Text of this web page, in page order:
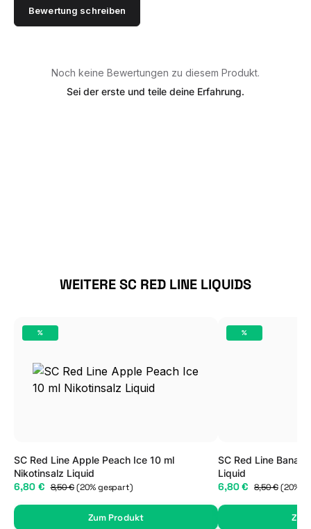
Bewertung schreiben
Noch keine Bewertungen zu diesem Produkt.
Sei der erste und teile deine Erfahrung.
Produktgalerie überspringen
WEITERE SC RED LINE LIQUIDS
RABATT
%
SC Red Line Apple Peach Ice 10 ml
Nikotinsalz Liquid
6,80 € 8,50 €(20% gespart)
Zum Produkt
RABATT
%
SC Red Line
Liquid
6,80 € 8,50 €(20%